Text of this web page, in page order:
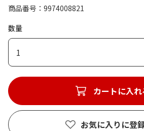
商品番号
9974008821
数量
1
カートに入れ
お気に入りに登